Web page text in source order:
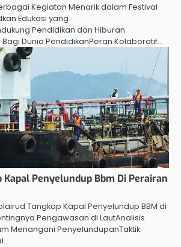
Kegiatan Menarik dalam Festival
Edukasi yang
Pendidikan dan Hiburan
Dunia PendidikanPeran Kolaboratif…
Kapal Penyelundup Bbm Di Perairan
Tangkap Kapal Penyelundup BBM di
Pengawasan di LautAnalisis
Menangani PenyelundupanTaktik